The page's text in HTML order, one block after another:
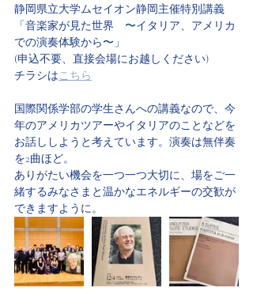
静岡県立大学ムセイオン静岡主催特別講義
「音楽家が見た世界　〜イタリア、アメリカ
での演奏体験から〜」
(申込不要、直接会場にお越しください)
チラシはこちら
国際関係学部の学生さんへの講義なので、今
年のアメリカツアーやイタリアのことなどを
お話ししようと考えています。演奏は無伴奏
を2曲ほど。
ありがたい機会を一つ一つ大切に、場をご一
緒するみなさまと温かなエネルギーの交歓が
できますように。